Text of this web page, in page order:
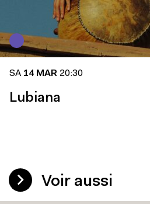
SA 14 MAR 20:30
Lubiana
Voir aussi